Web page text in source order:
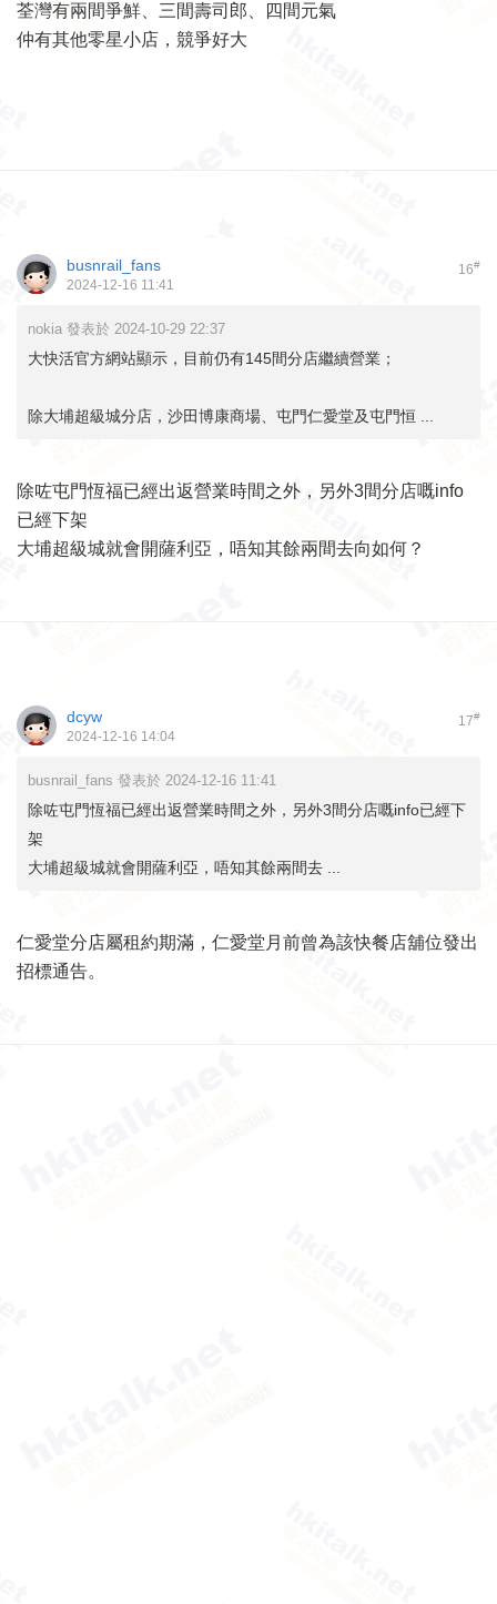
荃灣有兩間爭鮮、三間壽司郎、四間元氣
仲有其他零星小店，競爭好大
16#
busnrail_fans
2024-12-16 11:41
nokia 發表於 2024-10-29 22:37
大快活官方網站顯示，目前仍有145間分店繼續營業；
除大埔超級城分店，沙田博康商場、屯門仁愛堂及屯門恒 ...
除咗屯門恆福已經出返營業時間之外，另外3間分店嘅info
已經下架
大埔超級城就會開薩利亞，唔知其餘兩間去向如何？
17#
dcyw
2024-12-16 14:04
busnrail_fans 發表於 2024-12-16 11:41
除咗屯門恆福已經出返營業時間之外，另外3間分店嘅info已經下
架
大埔超級城就會開薩利亞，唔知其餘兩間去 ...
仁愛堂分店屬租約期滿，仁愛堂月前曾為該快餐店舖位發出
招標通告。